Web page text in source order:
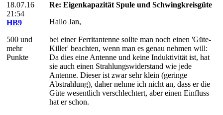
18.07.16
21:54
HB9
500 und
mehr
Punkte
Re: Eigenkapazität Spule und Schwingkreisgüte
Hallo Jan,
bei einer Ferritantenne sollte man noch einen 'Güte-
Killer' beachten, wenn man es genau nehmen will:
Da dies eine Antenne und keine Induktivität ist, hat
sie auch einen Strahlungswiderstand wie jede
Antenne. Dieser ist zwar sehr klein (geringe
Abstrahlung), daher nehme ich nicht an, dass er die
Güte wesentlich verschlechtert, aber einen Einfluss
hat er schon.